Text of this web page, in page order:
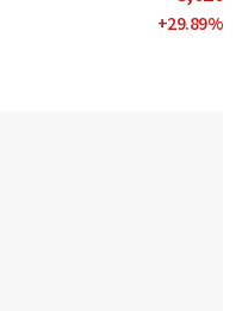
+29.89%